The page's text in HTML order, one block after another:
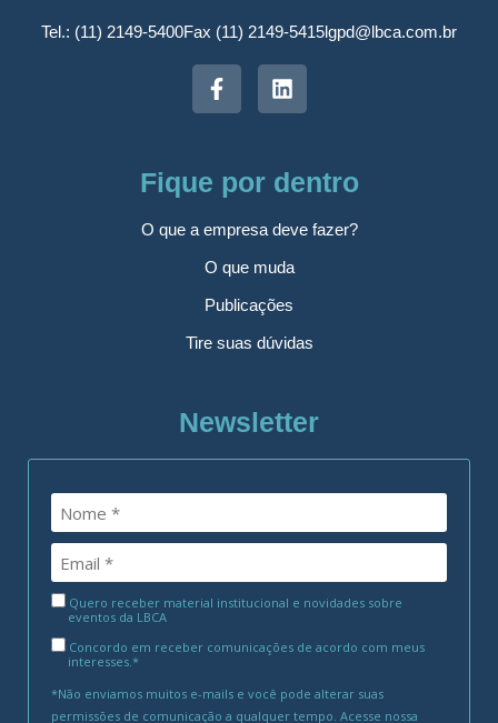
Tel.: (11) 2149-5400Fax (11) 2149-5415lgpd@lbca.com.br
Fique por dentro
O que a empresa deve fazer?
O que muda
Publicações
Tire suas dúvidas
Newsletter
Quero receber material institucional e novidades sobre
eventos da LBCA
Concordo em receber comunicações de acordo com meus
interesses.*
*Não enviamos muitos e-mails e você pode alterar suas
permissões de comunicação a qualquer tempo. Acesse nossa